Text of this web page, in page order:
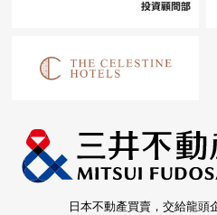
日本不動產買賣，交給龍頭